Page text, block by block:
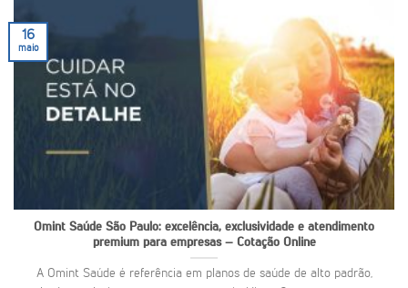
Omint Saúde São Paulo: excelência, exclusividade e atendimento
premium para empresas – Cotação Online
A Omint Saúde é referência em planos de saúde de alto padrão,
16
maio